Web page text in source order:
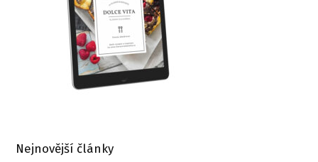
Nejnovější články